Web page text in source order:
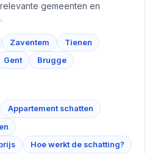
gemeenten en
Zaventem
Tienen
Gent Brugge
Appartement schatten
Hoe werkt de schatting?